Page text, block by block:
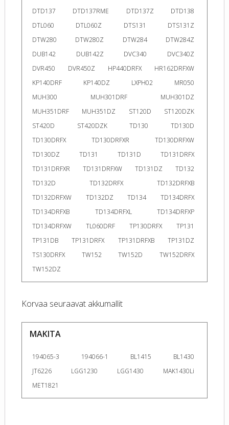
DTD137
DTD137RME DTD137Z
DTD138
DTL060
DTL060Z DTS131
DTS131Z
DTW280
DTW280Z DTW284
DTW284Z
DUB142
DUB142Z DVC340
DVC340Z
DVR450
DVR450Z HP440DRFX
HR162DRFXW
KP140DRF
KP140DZ LXPH02
MR050
MUH300
MUH301DRF
MUH301DZ
MUH351DRF
MUH351DZ ST120D
ST120DZK
ST420D
ST420DZK TD130
TD130D
TD130DRFX
TD130DRFXR
TD130DRFXW
TD130DZ
TD131 TD131D
TD131DRFX
TD131DRFXR
TD131DRFXW TD131DZ
TD132
TD132D
TD132DRFX
TD132DRFXB
TD132DRFXW
TD132DZ TD134
TD134DRFX
TD134DRFXB
TD134DRFXL
TD134DRFXP
TD134DRFXW
TL060DRF TP130DRFX
TP131
TP131DB
TP131DRFX TP131DRFXB
TP131DZ
TS130DRFX
TW152 TW152D
TW152DRFX
TW152DZ
Korvaa seuraavat akkumallit
MAKITA
194065-3 194066-1 BL1415
BL1430
JT6226
LGG1230 LGG1430
MAK1430Li
MET1821